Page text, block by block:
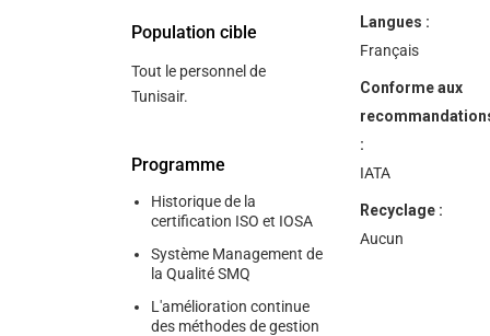
Population cible
Tout le personnel de
Tunisair.
Programme
Historique de la
certification ISO et IOSA
Système Management de
la Qualité SMQ
L'amélioration continue
des méthodes de gestion
Langues :
Français
Conforme aux
:
IATA
Recyclage :
Aucun